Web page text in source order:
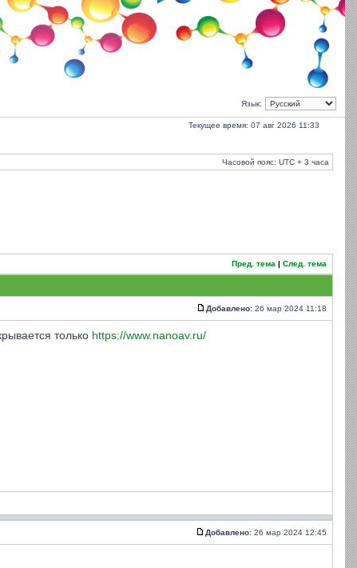
Язык:
Текущее время: 07 авг 2026 11:33
Часовой пояс: UTC + 3 часа
Пред. тема | След. тема
Добавлено: 26 мар 2024 11:18
только https://www.nanoav.ru/
Добавлено: 26 мар 2024 12:45